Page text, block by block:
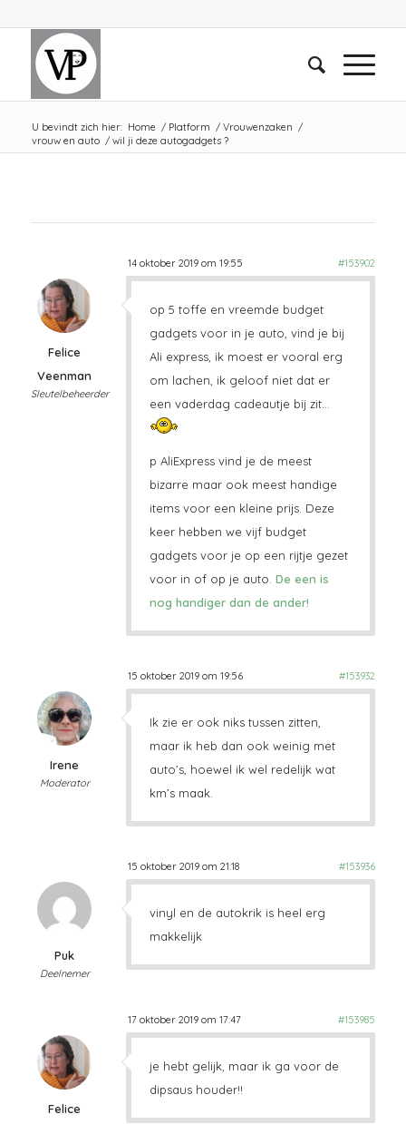
U bevindt zich hier: Home / Platform / Vrouwenzaken /
vrouw en auto / wil ji deze autogadgets ?
14 oktober 2019 om 19:55 #153902
Felice
Veenman
Sleutelbeheerder
op 5 toffe en vreemde budget
gadgets voor in je auto, vind je bij
Ali express, ik moest er vooral erg
om lachen, ik geloof niet dat er
een vaderdag cadeautje bij zit…
p AliExpress vind je de meest
bizarre maar ook meest handige
items voor een kleine prijs. Deze
keer hebben we vijf budget
gadgets voor je op een rijtje gezet
voor in of op je auto. De een is
nog handiger dan de ander!
15 oktober 2019 om 19:56 #153932
Irene
Moderator
Ik zie er ook niks tussen zitten,
maar ik heb dan ook weinig met
auto’s, hoewel ik wel redelijk wat
km’s maak.
15 oktober 2019 om 21:18 #153936
Puk
Deelnemer
vinyl en de autokrik is heel erg
makkelijk
17 oktober 2019 om 17:47 #153985
Felice
je hebt gelijk, maar ik ga voor de
dipsaus houder!!